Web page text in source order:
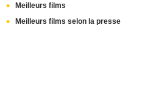
Meilleurs films
Meilleurs films selon la presse